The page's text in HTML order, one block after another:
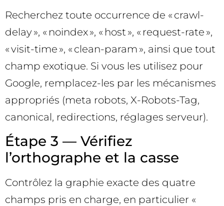
Recherchez toute occurrence de « crawl-
delay », « noindex », « host », « request-rate »,
« visit-time », « clean-param », ainsi que tout
champ exotique. Si vous les utilisez pour
Google, remplacez-les par les mécanismes
appropriés (meta robots, X-Robots-Tag,
canonical, redirections, réglages serveur).
Étape 3 — Vérifiez
l’orthographe et la casse
Contrôlez la graphie exacte des quatre
champs pris en charge, en particulier «